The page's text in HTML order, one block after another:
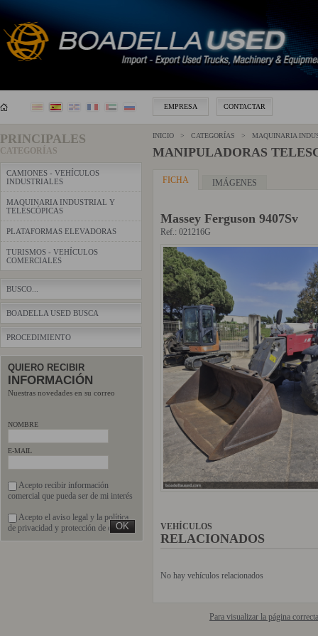
EMPRESA CONTACTAR
PRINCIPALES
CATEGORÍAS
CAMIONES - VEHÍCULOS
INDUSTRIALES
MAQUINARIA INDUSTRIAL Y
TELESCÓPICAS
PLATAFORMAS ELEVADORAS
TURISMOS - VEHÍCULOS
COMERCIALES
BUSCO...
BOADELLA USED BUSCA
PROCEDIMIENTO
QUIERO RECIBIR
INFORMACIÓN
Nuestras novedades en su correo
NOMBRE
E-MAIL
Acepto recibir información
comercial que pueda ser de mi interés
Acepto el aviso legal y la política
de privacidad y protección de datos
INICIO > CATEGORÍAS > MAQUINARIA
MANIPULADORAS
FICHA IMÁGENES
Massey Ferguson 9407Sv
Ref.: 021216G
VEHÍCULOS
RELACIONADOS
No hay vehículos relacionados
Para visualizar la página